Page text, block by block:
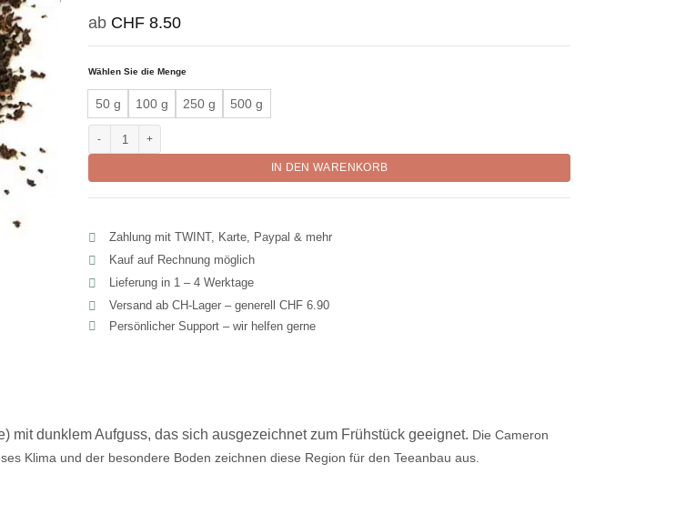
ab CHF 8.50
Wählen Sie die Menge
50 g 100 g 250 g 500 g
IN DEN WARENKORB
Zahlung mit TWINT, Karte, Paypal & mehr
Kauf auf Rechnung möglich
Lieferung in 1 – 4 Werktage
Versand ab CH‑Lager – generell CHF 6.90
Persönlicher Support – wir helfen gerne
mit dunklem Aufguss, das sich ausgezeichnet zum Frühstück geeignet. Die Cameron
Klima und der besondere Boden zeichnen diese Region für den Teeanbau aus.